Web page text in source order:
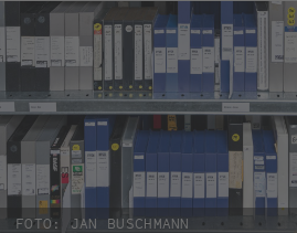
FOTO: JAN BUSCHMANN